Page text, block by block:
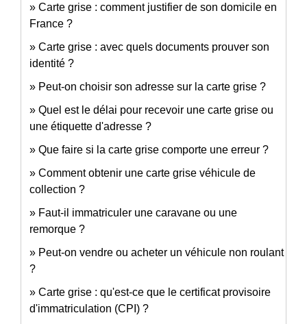
Carte grise : comment justifier de son domicile en
France ?
Carte grise : avec quels documents prouver son
identité ?
Peut-on choisir son adresse sur la carte grise ?
Quel est le délai pour recevoir une carte grise ou
une étiquette d'adresse ?
Que faire si la carte grise comporte une erreur ?
Comment obtenir une carte grise véhicule de
collection ?
Faut-il immatriculer une caravane ou une
remorque ?
Peut-on vendre ou acheter un véhicule non roulant
?
Carte grise : qu'est-ce que le certificat provisoire
d'immatriculation (CPI) ?